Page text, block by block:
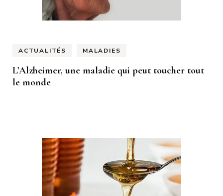
ACTUALITÉS MALADIES
L’Alzheimer, une maladie qui peut toucher tout
le monde